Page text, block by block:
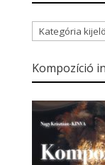
kategóriái
Kompozíció